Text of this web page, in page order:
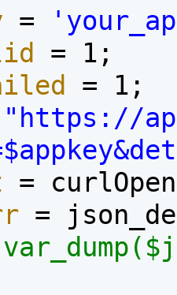
=
= 1;
= 1;
"https://
=
=